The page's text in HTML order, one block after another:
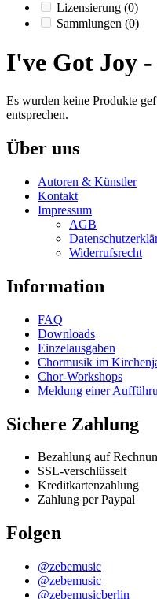
Lizensierung (0)
Sammlungen (0)
I've Got Joy
Es wurden keine Produkte
entsprechen.
Über uns
Autoren & Künstler
Kontakt
Impressum
AGB
Widerrufsrecht
Information
FAQ
Downloads
Einzelausgaben
Chormusik im
Chor-Workshops
Meldung einer
Sichere Zahlung
Bezahlung auf
SSL-verschlüsselt
Kreditkartenzahlung
Zahlung per Paypal
Folgen
@zebemusic
@zebemusic
@zebemusicberlin